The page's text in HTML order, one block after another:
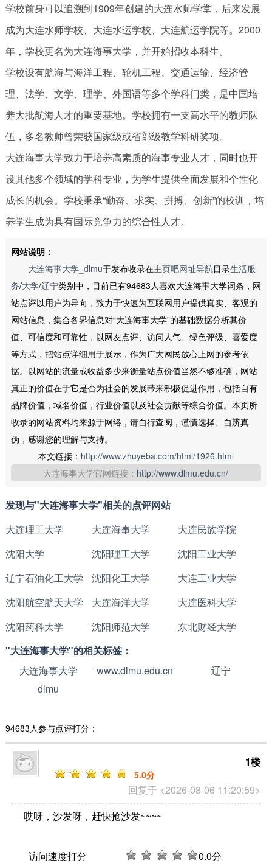
学校前身可以追溯到1909年创建的大连水师学堂，后来发展
成为大连水师学校、大连水运学校、大连航运学院等。2000
年，学校更名为大连海事大学，并开始招收本科生。
学校设有航海与海洋工程、轮机工程、交通运输、经济管
理、法学、文学、理学、外国语等多个学科门类，是中国培
养大批航海人才的重要基地。学校拥有一支高水平的教师队
伍，多名教师曾荣获国家级或省部级教学科研奖项。
大连海事大学致力于培养高素质的海事专业人才，同时也开
设其他多个领域的学科专业，为学生提供全面发展和个性化
成长的机会。学校秉承“勤奋、求实、拼搏、创新”的校训，培
养学生成为具有国际竞争力的综合性人才。
网站说明：
大连海事大学_dlmu于发布收录在主页吧网址导航目录生活服
务/大学/辽宁类别中，目前已有94683人喜欢大连海事大学词条，网
站点评以用户为导向，致力于快速为互联网用户提供真实、客观的
网站信息，集合各界信息对“大连海事大学”的基础数据分析其价
值、可信度和可靠性，以网友点评、访问人气、绿色评级、喜爱度
等方式，把站点详细用于展示，作为广大网民放心上网的参考依
据。以网站的流量或收益多少来衡量站点价值当然不够准确，网站
真正的价值在于它是否为社会的发展带来积极促进作用，包括自有
品牌价值，域名价值，行业价值以及社会贡献等综合价值。本页所
收录的网站资料均来源于网络，请自行查阅，谨慎选择、自辨真
伪，感谢您的理解与支持。
本文链接： http://www.zhuyeba.com/html/1926.html
大连海事大学官网链接： http://www.dlmu.edu.cn/
发现与"大连海事大学"相关的点评网站
大连理工大学
大连海事大学
大连民族学院
沈阳大学
沈阳理工大学
沈阳工业大学
辽宁石油化工大学
沈阳化工大学
大连工业大学
沈阳航空航天大学
大连海洋大学
大连医科大学
沈阳药科大学
沈阳师范大学
东北财经大学
"大连海事大学"的相关标签：
大连海事大学
www.dlmu.edu.cn
辽宁
dlmu
94683人参与点评打分：
回复于 <2026-08-06 11:20:59>
1楼
5.0分
哎呀，沙发呀，赶快抢沙发~~~~
访问速度打分 0.0分